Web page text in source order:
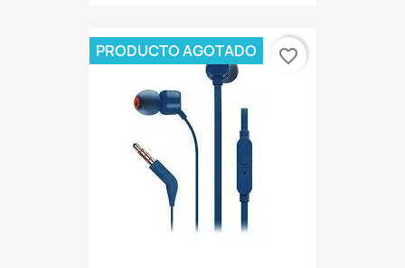
PRODUCTO AGOTADO favorite_border